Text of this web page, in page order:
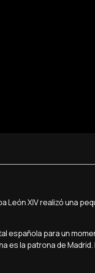
León XIV realizó una
española para un
es la patrona de